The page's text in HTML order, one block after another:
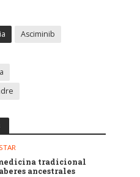
Asciminib
tradicional
ancestrales